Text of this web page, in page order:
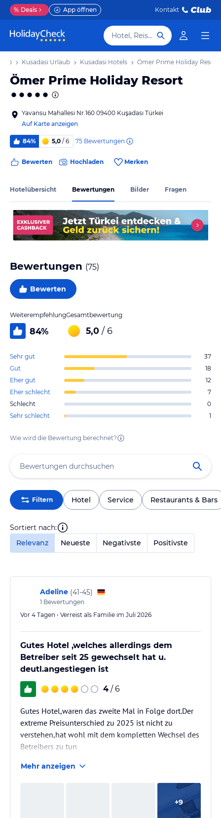
% Deals App öffnen Kontakt
Hotel, Reiseziel
Kusadasi Urlaub Kusadasi Hotels Ömer Prime Holiday Resort
Ömer Prime Holiday Resort
Yavansu Mahallesi Nr.160 09400 Kuşadası Türkei
Auf Karte anzeigen
84% 5,0 / 6 75 Bewertungen
Bewerten Hochladen Merken
Hotelübersicht Bewertungen Bilder Fragen
Bewertungen (75)
Bewerten
Weiterempfehlung
84%
Gesamtbewertung
5,0 / 6
Sehr gut
37
Gut
18
Eher gut
12
Eher schlecht
7
Schlecht
0
Sehr schlecht
1
Wie wird die Bewertung berechnet?
Filtern Hotel Service Restaurants & Bars
Sortiert nach:
Relevanz
Neueste Negativste Positivste
Adeline (41-45)
1 Bewertungen
Vor 4 Tagen • Verreist als Familie im Juli 2026
Gutes Hotel ,welches allerdings dem
Betreiber seit 25 gewechselt hat u.
deutl.angestiegen ist
4 / 6
Gutes Hotel,waren das zweite Mal in Folge dort.Der
extreme Preisunterschied zu 2025 ist nicht zu
verstehen,hat wohl mit dem kompletten Wechsel des
Betreibers zu tun
Mehr anzeigen
+9